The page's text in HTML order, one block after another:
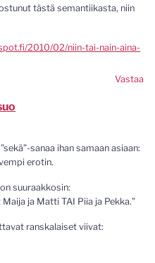
tästä semantiikasta, niin
2010/02/niin-tai-nain-aina-
Vastaa
sanaa ihan samaan asiaan:
erotin.
suuraakkosin:
ja Matti TAI Piia ja Pekka.”
ranskalaiset viivat: